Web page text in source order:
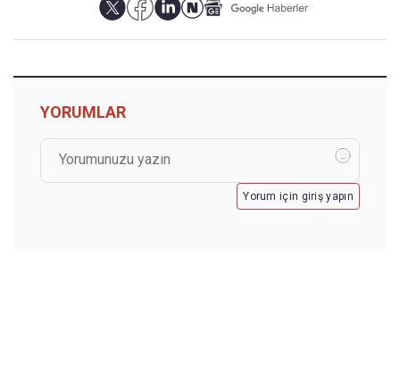
YORUMLAR
Yorum için giriş yapın